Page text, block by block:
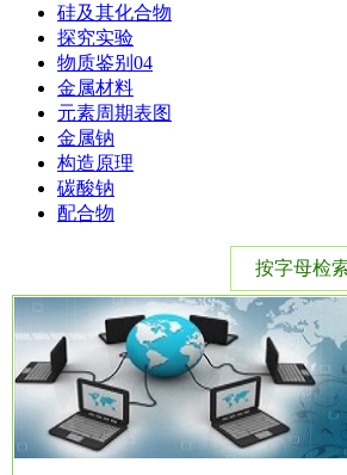
硅及其化合物
探究实验
物质鉴别04
金属材料
元素周期表图
金属钠
构造原理
碳酸钠
配合物
按字母检